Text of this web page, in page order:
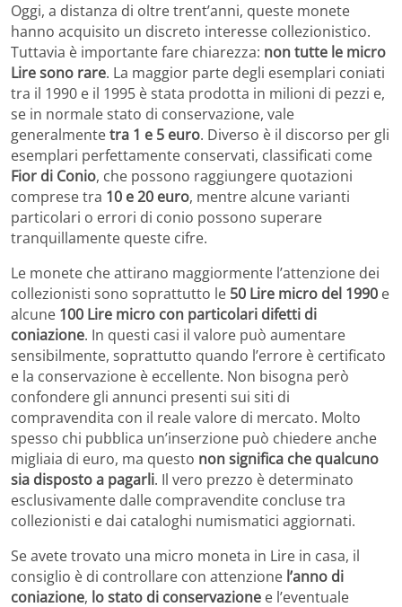
Oggi, a distanza di oltre trent’anni, queste monete
hanno acquisito un discreto interesse collezionistico.
Tuttavia è importante fare chiarezza: non tutte le micro
Lire sono rare. La maggior parte degli esemplari coniati
tra il 1990 e il 1995 è stata prodotta in milioni di pezzi e,
se in normale stato di conservazione, vale
generalmentetra 1 e 5 euro. Diverso è il discorso per gli
esemplari perfettamente conservati, classificati come
Fior di Conio, che possono raggiungere quotazioni
comprese tra 10 e 20 euro, mentre alcune varianti
particolari o errori di conio possono superare
tranquillamente queste cifre.
Le monete che attirano maggiormente l’attenzione dei
collezionisti sono soprattutto le 50 Lire micro del 1990 e
alcune 100 Lire micro con particolari difetti di
coniazione. In questi casi il valore può aumentare
sensibilmente, soprattutto quando l’errore è certificato
e la conservazione è eccellente. Non bisogna però
confondere gli annunci presenti sui siti di
compravendita con il reale valore di mercato. Molto
spesso chi pubblica un’inserzione può chiedere anche
migliaia di euro, ma questo non significa che qualcuno
sia disposto a pagarli. Il vero prezzo è determinato
esclusivamente dalle compravendite concluse tra
collezionisti e dai cataloghi numismatici aggiornati.
Se avete trovato una micro moneta in Lire in casa, il
consiglio è di controllare con attenzione l’anno di
coniazione, lo stato di conservazione e l’eventuale